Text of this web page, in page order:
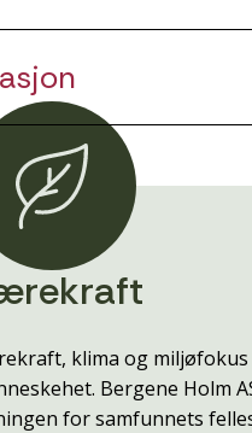
klima og
Bergene Holm
for samfunnets